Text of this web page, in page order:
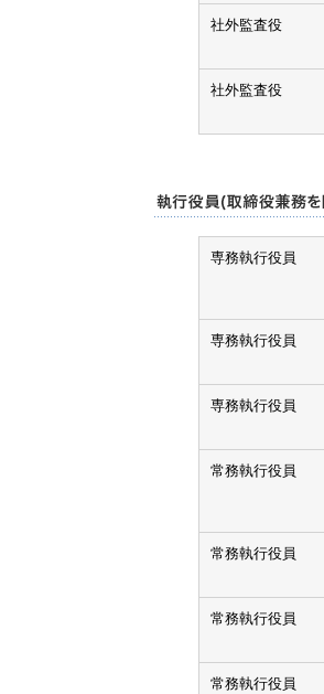
社外監査役
社外監査役
専務執行役員
専務執行役員
専務執行役員
常務執行役員
常務執行役員
常務執行役員
常務執行役員